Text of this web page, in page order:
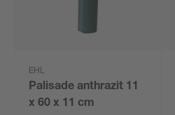
EHL
Palisade anthrazit 11
x 60 x 11 cm